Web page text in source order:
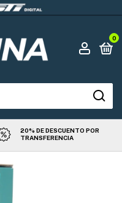
0
20% DE DESCUENTO POR
TRANSFERENCIA